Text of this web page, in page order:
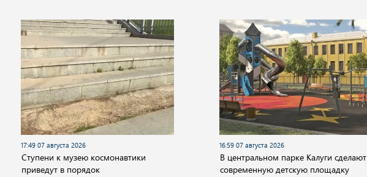
17:49 07 августа 2026
Cтупени к музею космонавтики
приведут в порядок
16:59 07 августа 2026
В центральном парке Калуги сделают
современную детскую площадку